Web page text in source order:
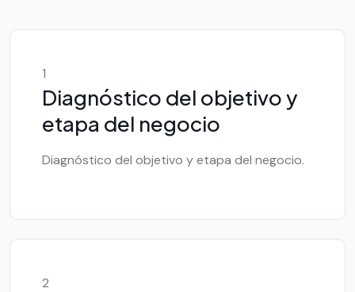
1
Diagnóstico del objetivo y
etapa del negocio
Diagnóstico del objetivo y etapa del negocio.
2